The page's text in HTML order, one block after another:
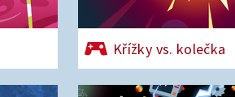
Křížky vs. kolečka